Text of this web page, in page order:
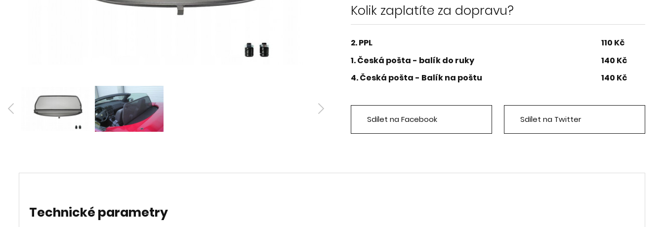
Kolik zaplatíte za dopravu?
2. PPL
110 Kč
1. Česká pošta - balík do ruky
140 Kč
4. Česká pošta - Balík na poštu
140 Kč
Sdílet na Facebook Sdílet na Twitter
Technické parametry